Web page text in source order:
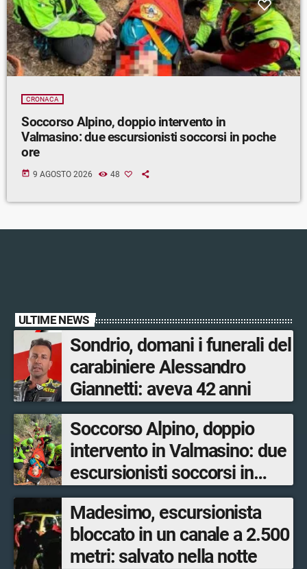
CRONACA
Soccorso Alpino, doppio intervento in
Valmasino: due escursionisti soccorsi in poche
ore
today 9 AGOSTO 2026 48
ULTIME NEWS
Sondrio, domani i funerali del
carabiniere Alessandro
Giannetti: aveva 42 anni
Soccorso Alpino, doppio
intervento in Valmasino: due
escursionisti soccorsi in
poche ore
Madesimo, escursionista
bloccato in un canale a 2.500
metri: salvato nella notte